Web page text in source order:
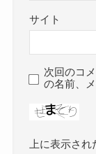
サイト
次回のコ
の名前、
上に表示され